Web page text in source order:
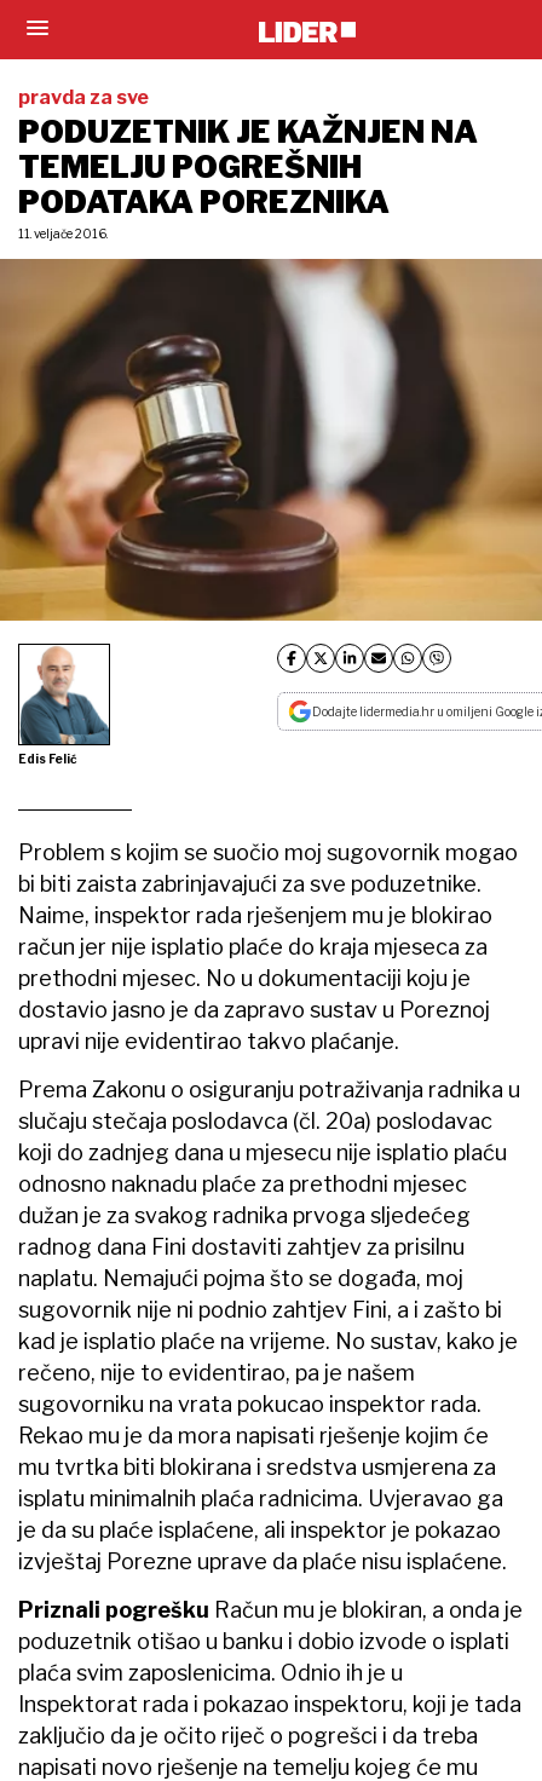
pravda za sve
PODUZETNIK JE KAŽNJEN NA
TEMELJU POGREŠNIH
PODATAKA POREZNIKA
11. veljače 2016.
Edis Felić
Dodajte lidermedia.hr u omiljeni Google
Problem s kojim se suočio moj sugovornik mogao
bi biti zaista zabrinjavajući za sve poduzetnike.
Naime, inspektor rada rješenjem mu je blokirao
račun jer nije isplatio plaće do kraja mjeseca za
prethodni mjesec. No u dokumentaciji koju je
dostavio jasno je da zapravo sustav u Poreznoj
upravi nije evidentirao takvo plaćanje.
Prema Zakonu o osiguranju potraživanja radnika u
slučaju stečaja poslodavca (čl. 20a) poslodavac
koji do zadnjeg dana u mjesecu nije isplatio plaću
odnosno naknadu plaće za prethodni mjesec
dužan je za svakog radnika prvoga sljedećeg
radnog dana Fini dostaviti zahtjev za prisilnu
naplatu. Nemajući pojma što se događa, moj
sugovornik nije ni podnio zahtjev Fini, a i zašto bi
kad je isplatio plaće na vrijeme. No sustav, kako je
rečeno, nije to evidentirao, pa je našem
sugovorniku na vrata pokucao inspektor rada.
Rekao mu je da mora napisati rješenje kojim će
mu tvrtka biti blokirana i sredstva usmjerena za
isplatu minimalnih plaća radnicima. Uvjeravao ga
je da su plaće isplaćene, ali inspektor je pokazao
izvještaj Porezne uprave da plaće nisu isplaćene.
Priznali pogrešku Račun mu je blokiran, a onda je
poduzetnik otišao u banku i dobio izvode o isplati
plaća svim zaposlenicima. Odnio ih je u
Inspektorat rada i pokazao inspektoru, koji je tada
zaključio da je očito riječ o pogrešci i da treba
napisati novo rješenje na temelju kojeg će mu